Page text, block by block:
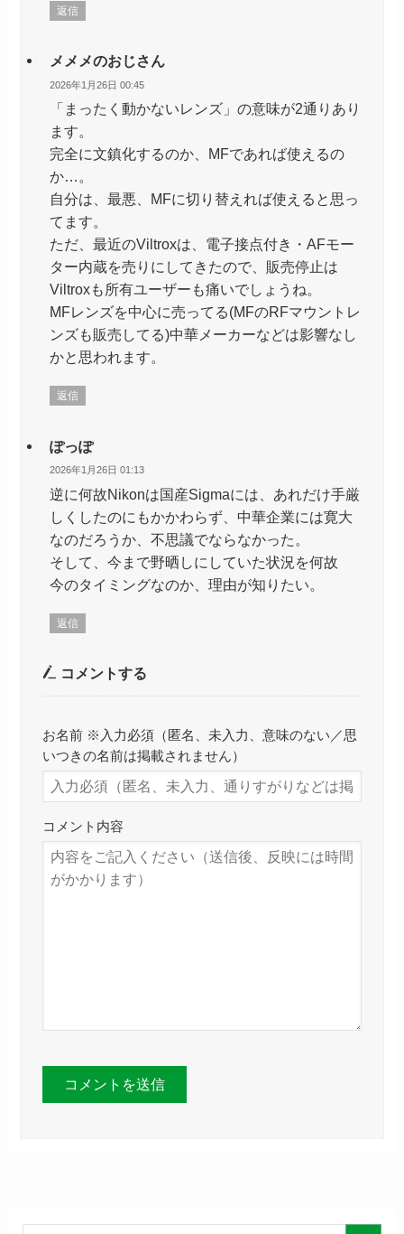
返信
メメメのおじさん
2026年1月26日 00:45
「まったく動かないレンズ」の意味が2通りあり
ます。
完全に文鎮化するのか、MFであれば使えるの
か…。
自分は、最悪、MFに切り替えれば使えると思っ
てます。
ただ、最近のViltroxは、電子接点付き・AFモー
ター内蔵を売りにしてきたので、販売停止は
Viltroxも所有ユーザーも痛いでしょうね。
MFレンズを中心に売ってる(MFのRFマウントレ
ンズも販売してる)中華メーカーなどは影響なし
かと思われます。
返信
ぽっぽ
2026年1月26日 01:13
逆に何故Nikonは国産Sigmaには、あれだけ手厳
しくしたのにもかかわらず、中華企業には寛大
なのだろうか、不思議でならなかった。
そして、今まで野晒しにしていた状況を何故
今のタイミングなのか、理由が知りたい。
返信
コメントする
お名前 ※入力必須（匿名、未入力、意味のない／思
いつきの名前は掲載されません）
コメント内容